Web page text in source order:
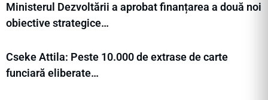
Ministerul Dezvoltării a aprobat finanțarea a două noi
obiective strategice…
Cseke Attila: Peste 10.000 de extrase de carte
funciară eliberate…